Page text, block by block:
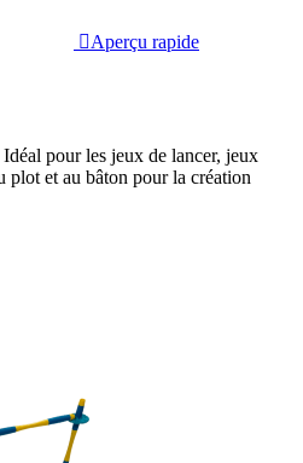
Aperçu rapide
pour les jeux de lancer, jeux
plot et au bâton pour la création